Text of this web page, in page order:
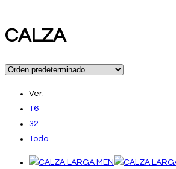
CALZA
Ver:
16
32
Todo